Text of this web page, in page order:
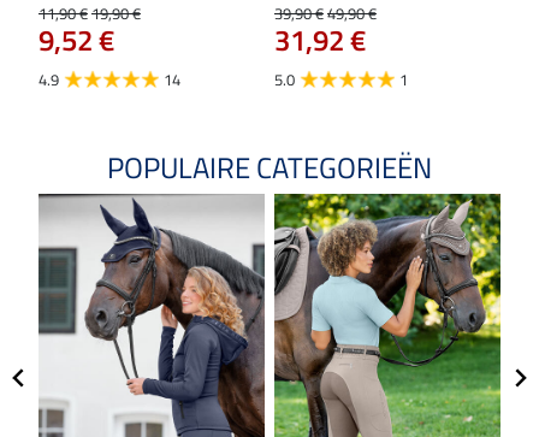
11,90 €19,90 €
9,52 €
4.9 14
39,90 €49,90 €
31,92 €
5.0 1
POPULAIRE CATEGORIEËN